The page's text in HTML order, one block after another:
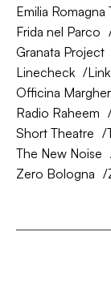
Emilia
Frida nel Parco
Granata Project
Linecheck
Officina
Radio Raheem
Short Theatre
The New Noise
Zero Bologna